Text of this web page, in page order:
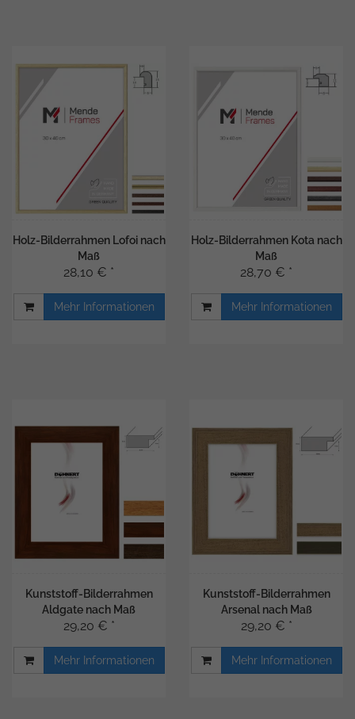
Holz-Bilderrahmen Lofoi nach
Maß
28,10 € *
Mehr Informationen
Holz-Bilderrahmen Kota nach
Maß
28,70 € *
Mehr Informationen
Kunststoff-Bilderrahmen
Aldgate nach Maß
29,20 € *
Mehr Informationen
Kunststoff-Bilderrahmen
Arsenal nach Maß
29,20 € *
Mehr Informationen